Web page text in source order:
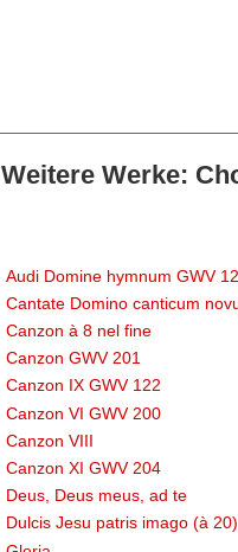
Weitere Werke:
Audi Domine hymnum GWV
Cantate Domino canticum
Canzon à 8 nel fine
Canzon GWV 201
Canzon IX GWV 122
Canzon VI GWV 200
Canzon VIII
Canzon XI GWV 204
Deus, Deus meus, ad te
Dulcis Jesu patris imago (à 20)